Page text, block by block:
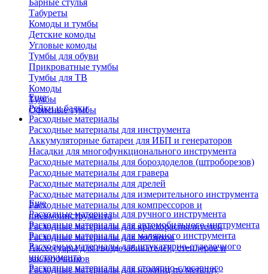
Барные стулья
Табуреты
Комоды и тумбы
Детские комоды
Угловые комоды
Тумбы для обуви
Прикроватные тумбы
Тумбы для ТВ
Комоды
Тумбы
Офисные тумбы
Еще
Рейки и балки
Расходные материалы
Расходные материалы для инструмента
Аккумуляторные батареи для ИБП и генераторов
Насадки для многофункционального инструмента
Расходные материалы для бороздоделов (штроборезов)
Расходные материалы для гравера
Расходные материалы для дрелей
Расходные материалы для измерительного инструмента
Расходные материалы для компрессоров и
пневмоинструмента
Расходные материалы для краскораспылителей
Расходные материалы для лобзиков
Аксессуары для гвоздезабивателей, степлеров и
заклепочников
Расходные материалы для ножниц по металлу
Еще
Расходные материалы для ручного инструмента
Расходные материалы для автомобильного инструмента
Расходные материалы для малярного инструмента
Расходные материалы для штукатурно-отделочного
инструмента
Расходные материалы для столярно-слесарного